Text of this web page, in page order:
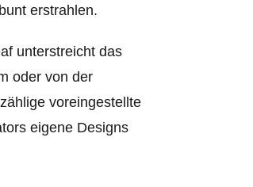
erstrahlen.
unterstreicht das
oder von der
voreingestellte
eigene Designs